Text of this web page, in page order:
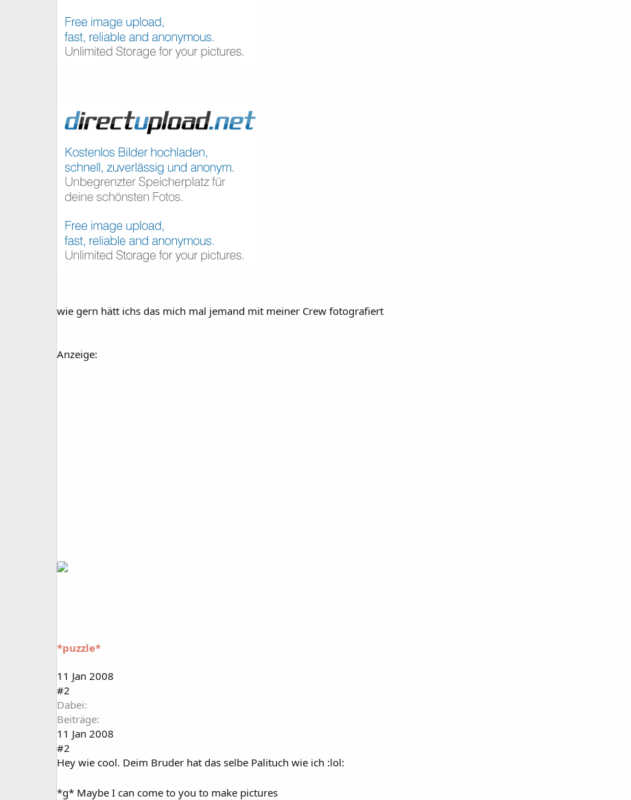
wie gern hätt ichs das mich mal jemand mit meiner Crew fotografiert
Anzeige:
*puzzle*
11 Jan 2008
#2
Dabei
Beiträge
11 Jan 2008
#2
Hey wie cool. Deim Bruder hat das selbe Palituch wie ich :lol:
*g* Maybe I can come to you to make pictures